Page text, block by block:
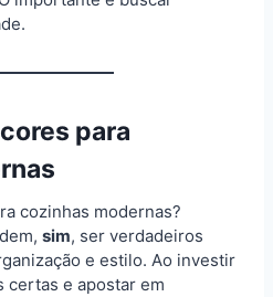
para
cozinhas modernas?
sim, ser verdadeiros
e estilo. Ao investir
certas e apostar em